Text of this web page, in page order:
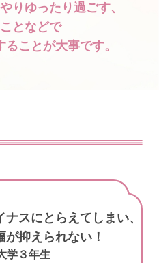
りゆったり過ごす、
となどで
ことが大事です。
スにとらえてしまい、
抑えられない！
学３年生